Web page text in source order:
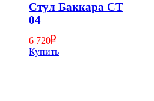
Стул Баккара СТ
04
6 720
Купить